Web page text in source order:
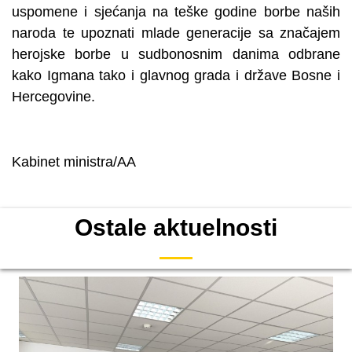
uspomene i sjećanja na teške godine borbe naših
naroda te upoznati mlade generacije sa značajem
herojske borbe u sudbonosnim danima odbrane
kako Igmana tako i glavnog grada i države Bosne i
Hercegovine.
Kabinet ministra/AA
Ostale aktuelnosti